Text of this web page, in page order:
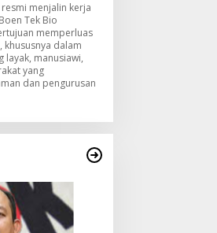
menjalin kerja
Tek Bio
memperluas
khususnya dalam
layak, manusiawi,
yang
dan pengurusan